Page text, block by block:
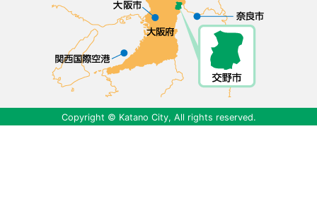
Copyright © Katano City, All rights reserved.